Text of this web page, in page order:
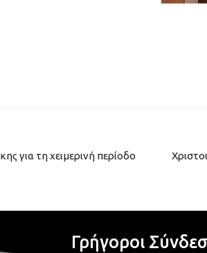
για τη χειμερινή περίοδο
Γρήγοροι